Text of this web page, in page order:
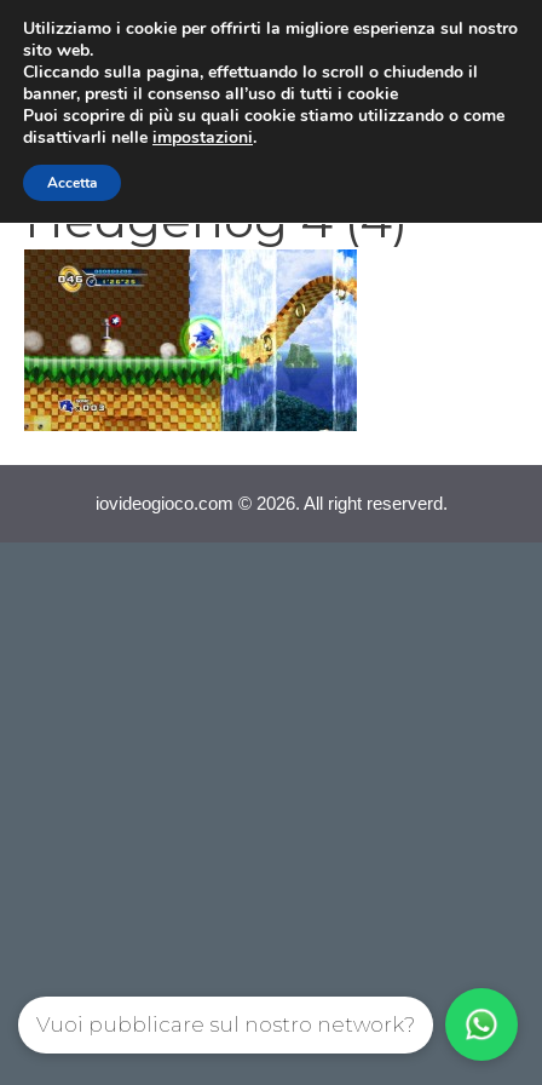
contenuto
Sonic the
Hedgehog 4 (4)
iovideogioco.com © 2026. All right reserverd.
Utilizziamo i cookie per offrirti la migliore esperienza sul nostro
sito web.
Cliccando sulla pagina, effettuando lo scroll o chiudendo il
banner, presti il consenso all’uso di tutti i cookie
Puoi scoprire di più su quali cookie stiamo utilizzando o come
disattivarli nelle impostazioni.
Accetta
Vuoi pubblicare sul nostro network?